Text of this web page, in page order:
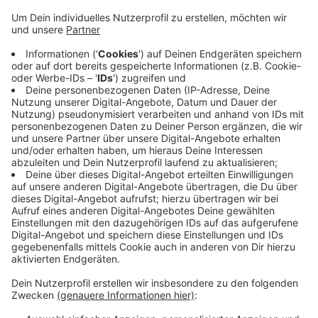
Anzeige
Da jeder Real-Standort einzeln geprüft werden muss,
kann das ganze Verfahren bis Ende Februar dauern,
heißt es von der Wettbewerbsbehörde. EDEKA hat
Interesse an einem Großteil der fast 280 Real-
Supermärkte angemeldet. Ob die Filialen in Krefeld-
Inrath, St. Tönis und Viersen dabei sind, ist bisher nicht
bekannt. Die Markthalle in Krefeld-Oppum soll
dagegen auf jeden Fall unter der Marke Real
weitergeführt werden.
Anzeige